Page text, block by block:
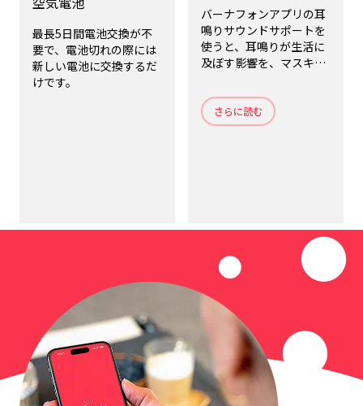
最長5日間電池交換が不
要で、電池切れの際には
新しい電池に交換するだ
けです。
バーナフォンアプリの耳
鳴りサウンドサポートを
使うと、耳鳴りが生活に
及ぼす影響を、マスキン
サウンドが再生されま
す。さらに読む